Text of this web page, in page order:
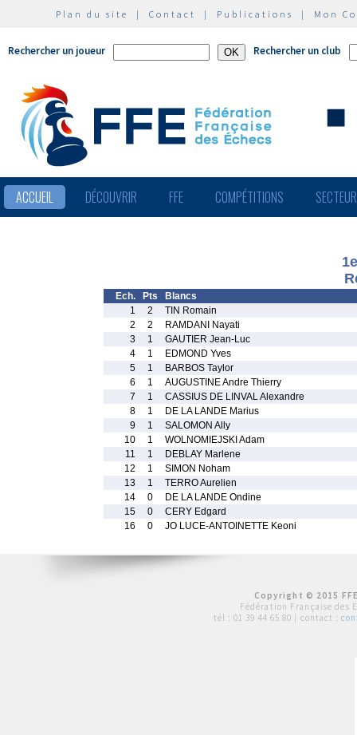
Plan du site | Contact | Publications | Mon
Rechercher un joueur Rechercher un club
ACCUEIL DÉCOUVRIR FFE COMPÉTITIONS
Ech. Pts
Blancs
1
2
TIN Romain
2
2
RAMDANI Nayati
3
1
GAUTIER Jean-Luc
4
1
EDMOND Yves
5
1
BARBOS Taylor
6
1
AUGUSTINE Andre Thierry
7
1
CASSIUS DE LINVAL Alexandre
8
1
DE LA LANDE Marius
9
1
SALOMON Ally
10
1
WOLNOMIEJSKI Adam
11
1
DEBLAY Marlene
12
1
SIMON Noham
13
1
TERRO Aurelien
14
0
DE LA LANDE Ondine
15
0
CERY Edgard
16
0 JO LUCE-ANTOINETTE Keoni
Copyright © 2015
Fédération Française des
tél : 01 39 44 65 80 | contact :